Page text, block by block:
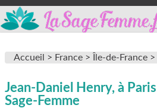
Inscription
Accueil > France > Île-de-France >
Jean-Daniel Henry, à
Sage-Femme